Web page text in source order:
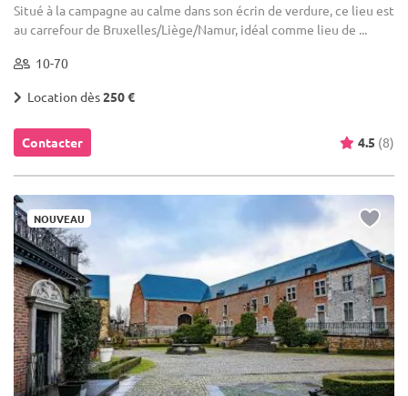
Situé à la campagne au calme dans son écrin de verdure, ce lieu est
au carrefour de Bruxelles/Liège/Namur, idéal comme lieu de ...
10-70
Location dès250 €
Contacter 4.5 (8)
NOUVEAU